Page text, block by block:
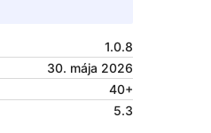
1.0.8
30. mája 2026
40+
5.3